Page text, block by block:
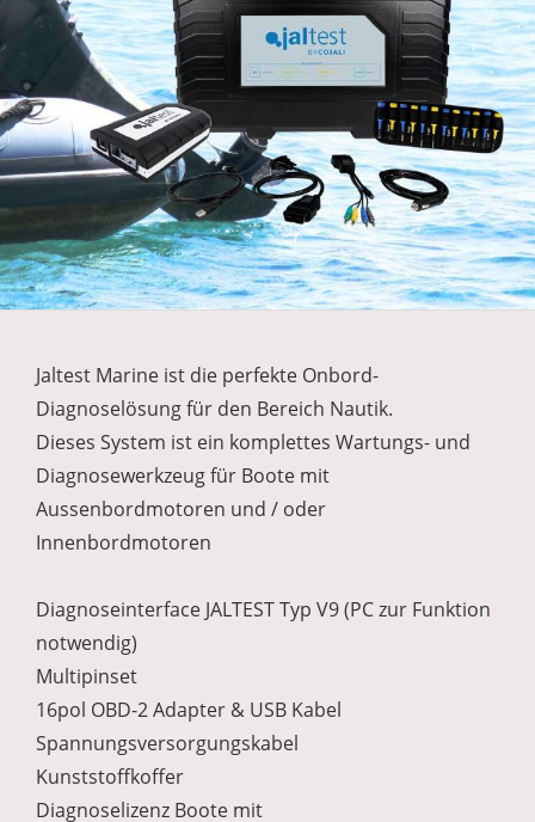
Jaltest Marine ist die perfekte Onbord-
Diagnoselösung für den Bereich Nautik.
Dieses System ist ein komplettes Wartungs- und
Diagnosewerkzeug für Boote mit
Aussenbordmotoren und / oder
Innenbordmotoren
Diagnoseinterface JALTEST Typ V9 (PC zur Funktion
notwendig)
Multipinset
16pol OBD-2 Adapter & USB Kabel
Spannungsversorgungskabel
Kunststoffkoffer
Diagnoselizenz Boote mit